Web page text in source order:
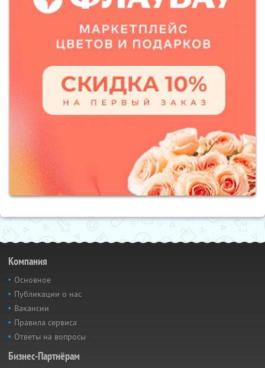
Компания
Основное
Публикации о нас
Вакансии
Правила сервиса
Ответы на вопросы
Бизнес-Партнёрам